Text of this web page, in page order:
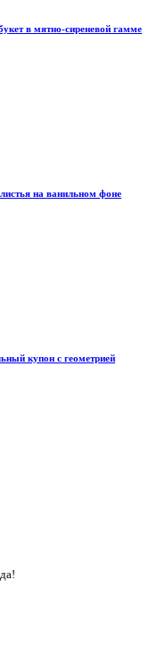
в мятно-сиреневой гамме
на ванильном фоне
купон с геометрией